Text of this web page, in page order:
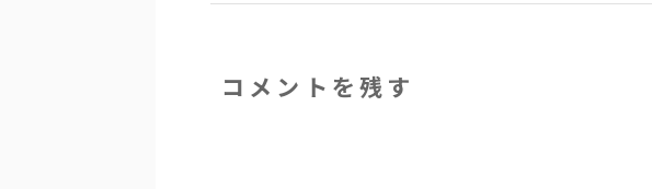
コメントを残す